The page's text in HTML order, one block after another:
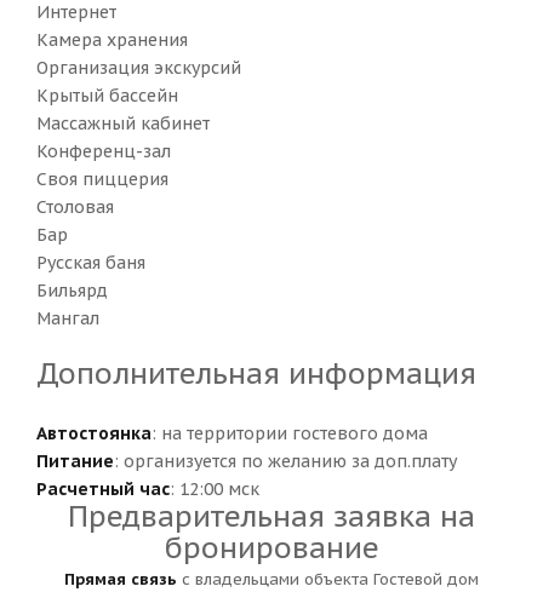
Интернет
Камера хранения
Организация экскурсий
Крытый бассейн
Массажный кабинет
Конференц-зал
Своя пиццерия
Столовая
Бар
Русская баня
Бильярд
Мангал
Дополнительная информация
Автостоянка: на территории гостевого дома
Питание: организуется по желанию за доп.плату
Расчетный час: 12:00 мск
Предварительная заявка на
бронирование
Прямая связь с владельцами объекта Гостевой дом